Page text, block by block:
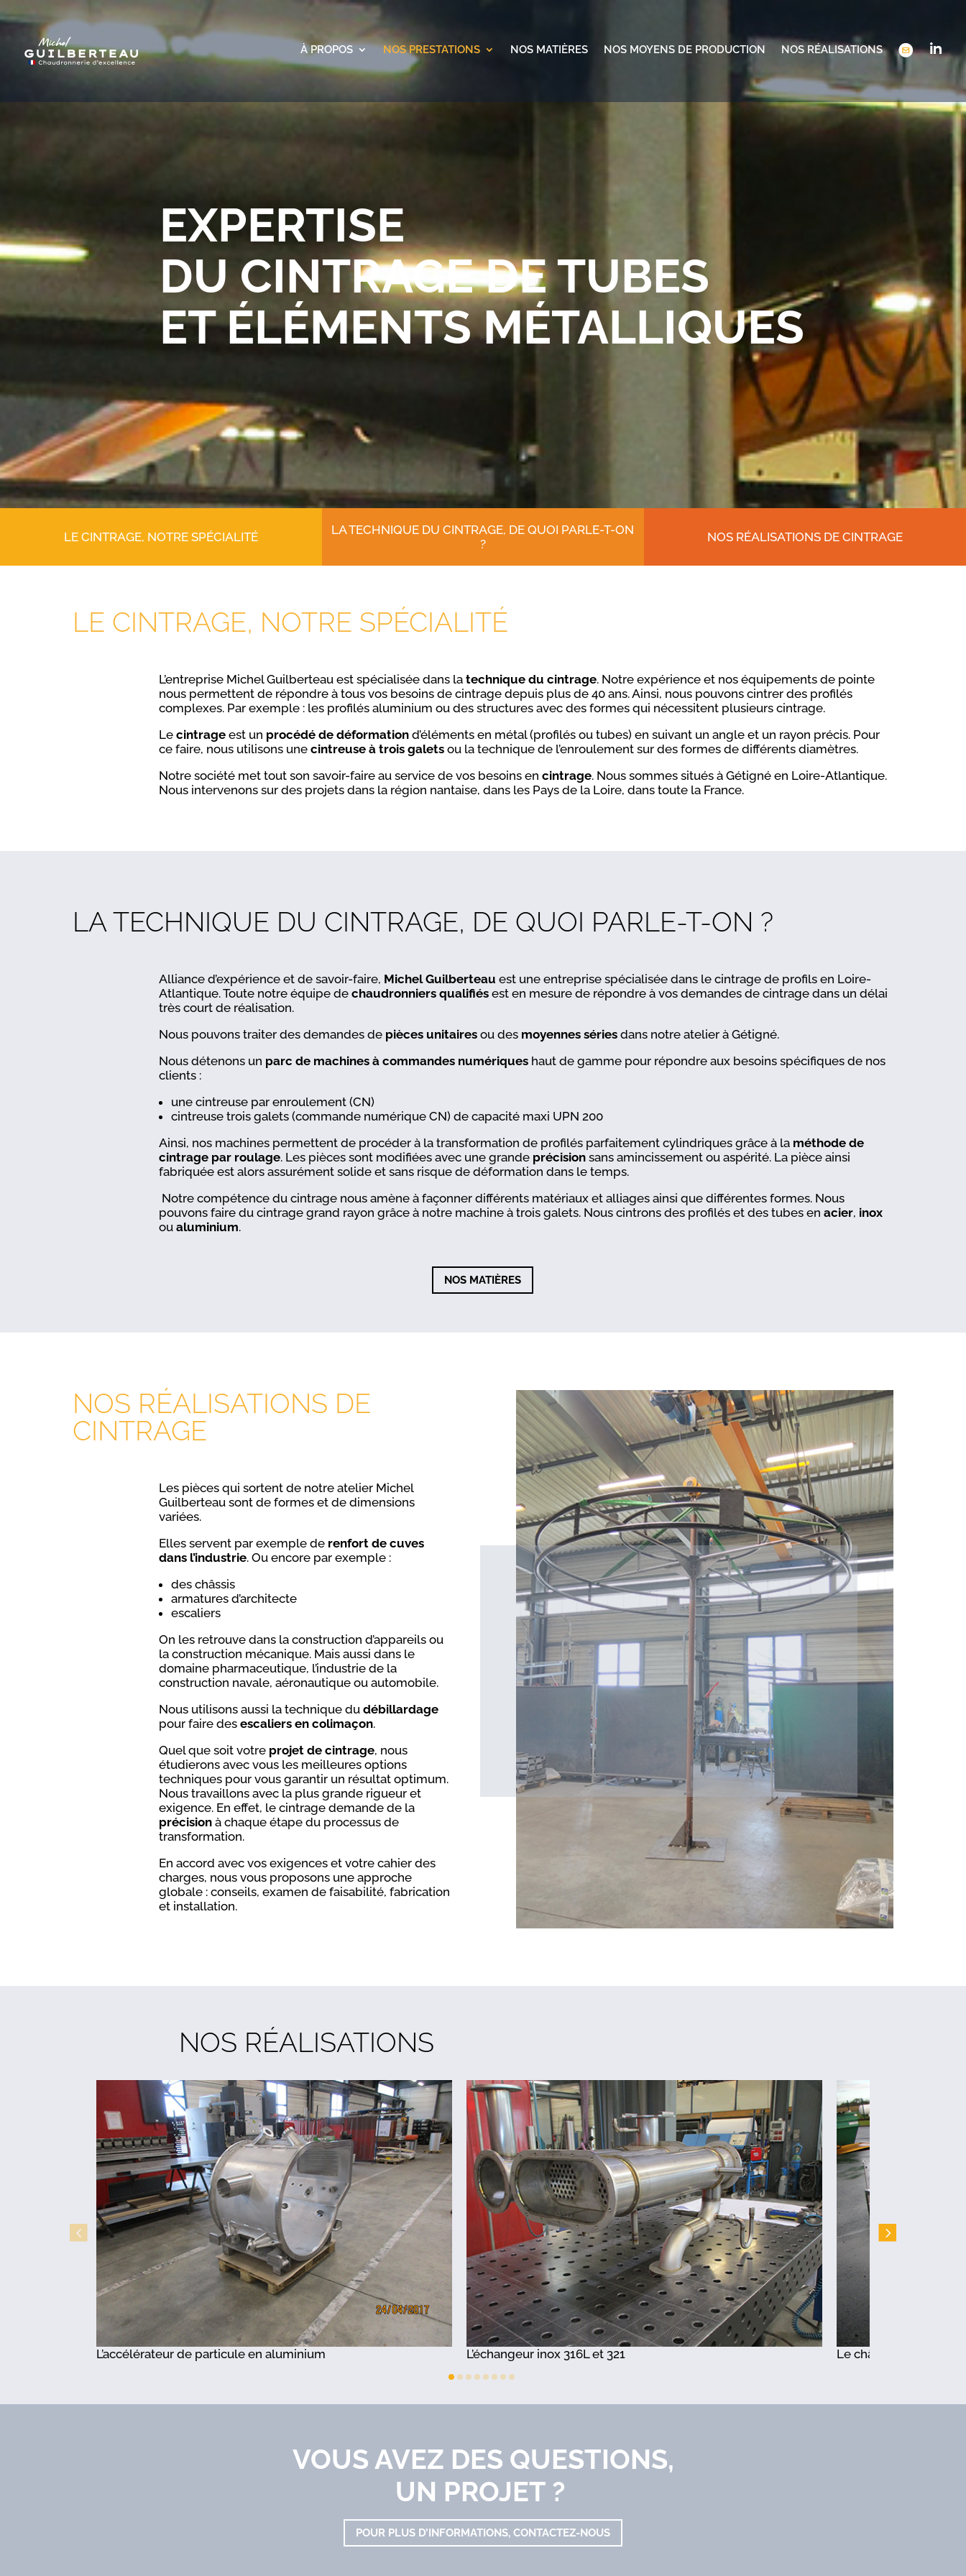
À PROPOS NOS PRESTATIONS NOS MATIÈRES NOS MOYENS DE PRODUCTION NOS RÉALISATIONS
EXPERTISE
DU CINTRAGE DE TUBES
ET ÉLÉMENTS MÉTALLIQUES
LE CINTRAGE, NOTRE SPÉCIALITÉ
LA TECHNIQUE DU CINTRAGE, DE QUOI PARLE-T-ON
?
NOS RÉALISATIONS DE CINTRAGE
LE CINTRAGE, NOTRE SPÉCIALITÉ
L’entreprise Michel Guilberteau est spécialisée dans la technique du cintrage. Notre expérience et nos équipements de pointe
nous permettent de répondre à tous vos besoins de cintragedepuis plus de 40 ans.Ainsi, nous pouvons cintrer des profilés
complexes. Par exemple : les profilés aluminium ou des structures avec des formes qui nécessitent plusieurs cintrage.
Le cintrage est un procédé de déformationd’éléments en métal (profilés ou tubes) en suivant un angle et un rayon précis. Pour
ce faire, nous utilisons une cintreuse à trois galets ou la technique de l’enroulement sur des formes de différents diamètres.
Notre société met tout son savoir-faire au service de vos besoins en cintrage. Nous sommes situés à Gétigné en Loire-Atlantique.
Nous intervenons sur des projets dans la région nantaise, dans les Pays de la Loire, dans toute la France.
LA TECHNIQUE DU CINTRAGE, DE QUOI PARLE-T-ON ?
Alliance d’expérience et de savoir-faire, Michel Guilberteau est une entreprise spécialisée dans le cintrage de profils en Loire-
Atlantique. Toute notre équipe de chaudronniers qualifiésest en mesure de répondre à vos demandes de cintrage dans un délai
très court de réalisation.
Nous pouvons traiter des demandes de pièces unitaires ou des moyennes sériesdans notre atelier à Gétigné.
Nous détenons un parc de machines à commandes numériqueshaut de gamme pour répondre aux besoins spécifiques de nos
clients :
une cintreuse par enroulement (CN)
cintreuse trois galets (commande numérique CN) de capacité maxi UPN 200
Ainsi, nos machines permettent de procéder à la transformation de profilés parfaitement cylindriques grâce à la méthode de
cintrage par roulage. Les pièces sont modifiées avec une grande précisionsans amincissement ou aspérité. La pièce ainsi
fabriquée est alors assurément solide et sans risque de déformation dans le temps.
Notre compétence du cintrage nous amène à façonner différents matériaux et alliages ainsi que différentes formes. Nous
pouvons faire du cintrage grand rayon grâce à notre machine à trois galets. Nous cintrons des profilés et des tubes en acier, inox
ou aluminium.
NOS MATIÈRES
NOS RÉALISATIONS DE
CINTRAGE
Les pièces qui sortent de notre atelier Michel
Guilberteau sont de formes et de dimensions
variées.
Elles servent par exemple derenfort de cuves
dans l’industrie. Ou encore par exemple :
des châssis
armatures d’architecte
escaliers
On les retrouve dans la construction d’appareils ou
la construction mécanique. Mais aussi dans le
domaine pharmaceutique, l’industrie de la
construction navale, aéronautique ou automobile.
Nous utilisons aussi la technique du débillardage
pour faire des escaliers en colimaçon.
Quel que soit votre projet de cintrage, nous
étudierons avec vous les meilleures options
techniques pour vous garantir un résultat optimum.
Nous travaillons avec la plus grande rigueur et
exigence. En effet, le cintrage demande de la
précisionà chaque étape du processus de
transformation.
En accord avec vos exigences et votre cahier des
charges, nous vous proposons une approche
globale : conseils, examen de faisabilité, fabrication
et installation.
NOS RÉALISATIONS
particule en aluminium L’échangeur inox 316L et 321 Le châssis en inox brossé pour le secteur de
VOUS AVEZ DES QUESTIONS,
UN PROJET ?
POUR PLUS D’INFORMATIONS, CONTACTEZ-NOUS